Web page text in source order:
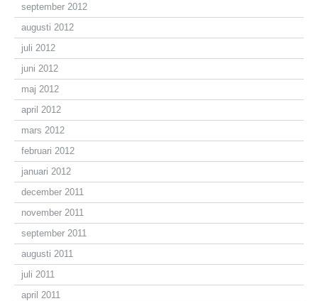
september 2012
augusti 2012
juli 2012
juni 2012
maj 2012
april 2012
mars 2012
februari 2012
januari 2012
december 2011
november 2011
september 2011
augusti 2011
juli 2011
april 2011